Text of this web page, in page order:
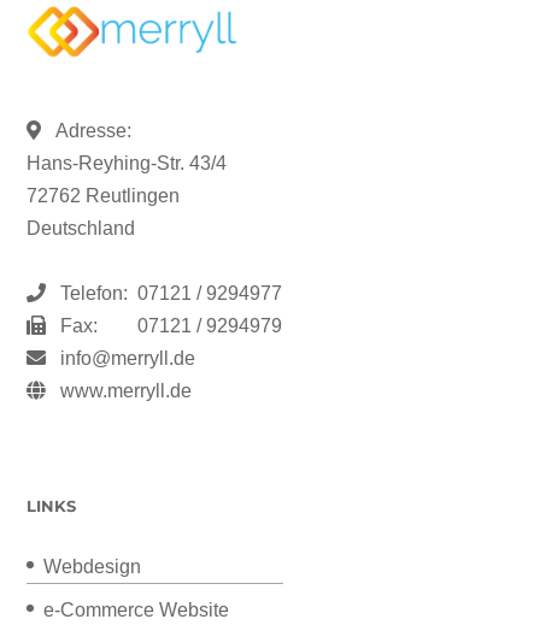
Adresse:
Hans-Reyhing-Str. 43/4
72762 Reutlingen
Deutschland
Telefon: 07121 / 9294977
Fax:
07121 / 9294979
info@merryll.de
www.merryll.de
LINKS
Webdesign
e-Commerce Website